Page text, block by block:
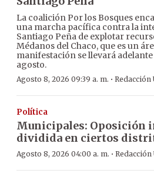
La coalición Por los Bosques
una marcha pacífica contra la
Santiago Peña de explotar
Médanos del Chaco, que es un
manifestación se llevará
agosto.
Agosto 8, 2026 09:39 a. m. · Redacción
Política
Municipales: Oposición
dividida en ciertos
Agosto 8, 2026 04:00 a. m. · Redacción